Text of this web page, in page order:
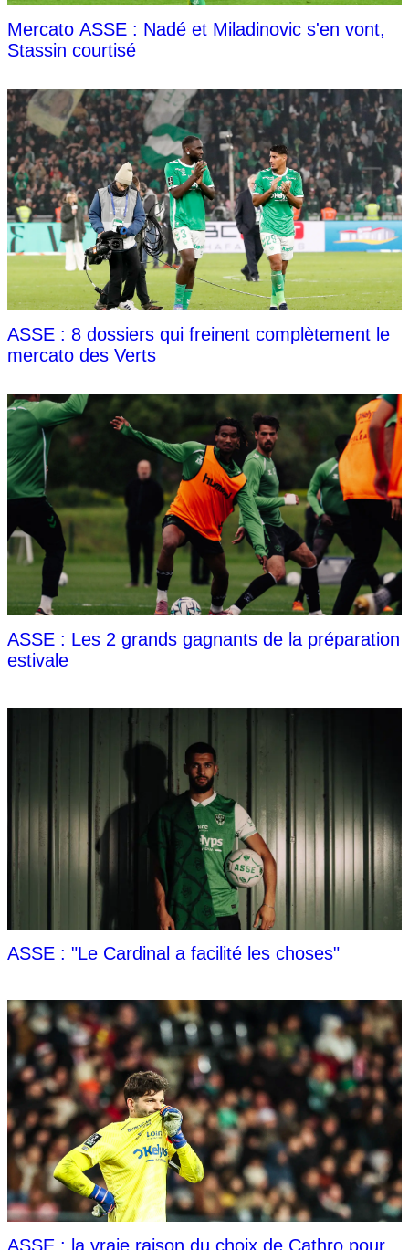
Mercato ASSE : Nadé et Miladinovic s'en vont,
Stassin courtisé
ASSE : 8 dossiers qui freinent complètement le
mercato des Verts
ASSE : Les 2 grands gagnants de la préparation
estivale
ASSE : "Le Cardinal a facilité les choses"
ASSE : la vraie raison du choix de Cathro pour